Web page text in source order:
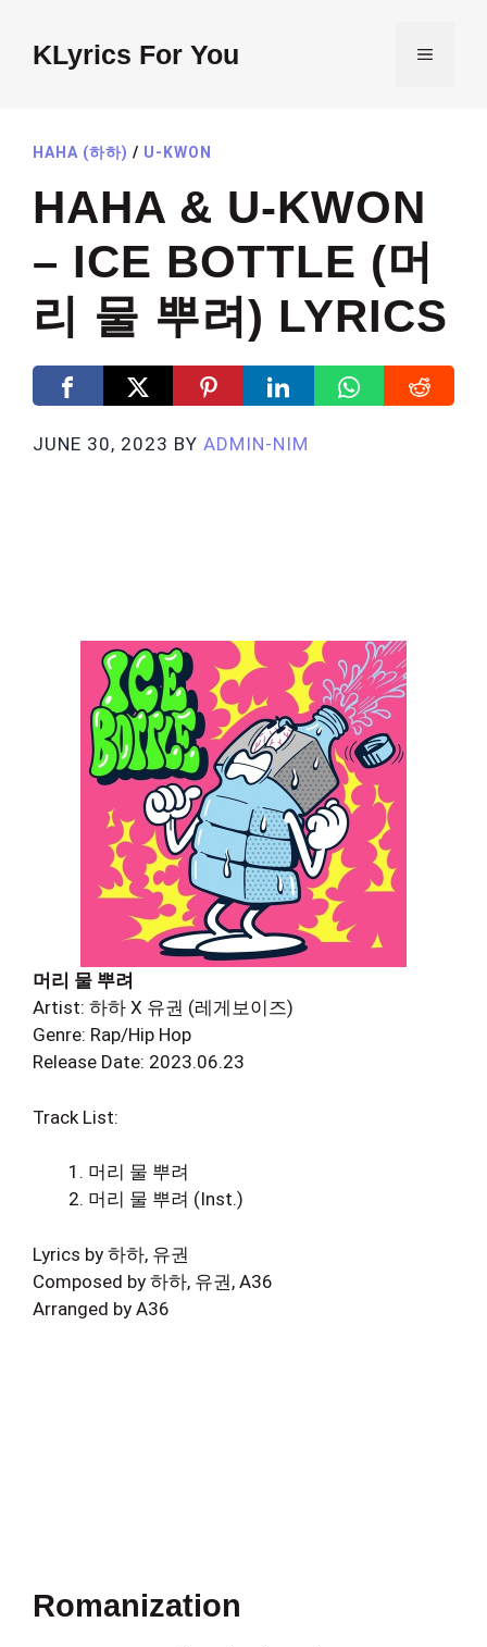
contentKLyrics For You MENU
HAHA (하하) / U-KWON
HAHA & U-KWON
– ICE BOTTLE (머
리 물 뿌려) LYRICS
JUNE 30, 2023 BY ADMIN-NIM
머리 물 뿌려
Artist: 하하 X 유권 (레게보이즈)
Genre: Rap/Hip Hop
Release Date: 2023.06.23
Track List:
머리 물 뿌려
머리 물 뿌려 (Inst.)
Lyrics by 하하, 유권
Composed by 하하, 유권, A36
Arranged by A36
Romanization